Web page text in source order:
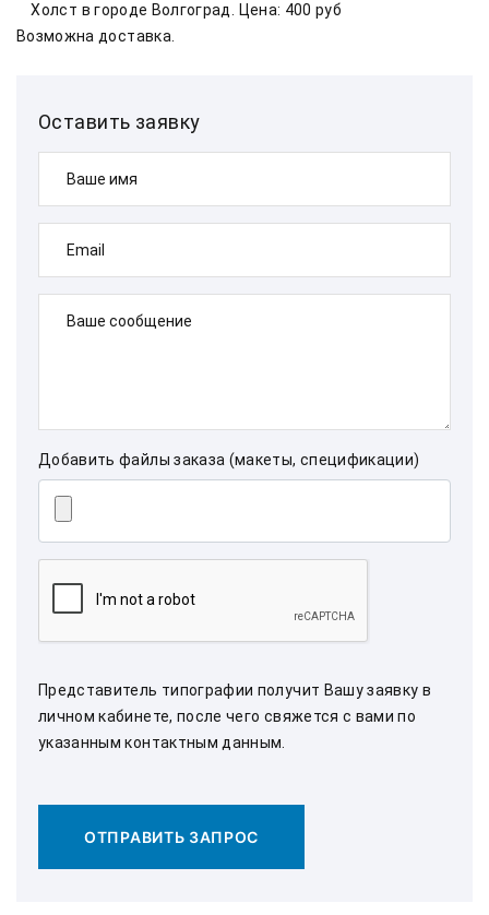
    Холст в городе Волгоград. Цена: 400 руб
Возможна доставка.
Оставить заявку
Ваше имя
Email
Ваше сообщение
Добавить файлы заказа (макеты, спецификации)
Представитель типографии получит Вашу заявку в
личном кабинете, после чего свяжется с вами по
указанным контактным данным.
ОТПРАВИТЬ ЗАПРОС